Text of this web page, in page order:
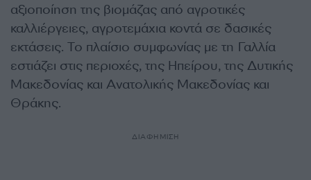
αξιοποίηση της βιομάζας από αγροτικές
καλλιέργειες, αγροτεμάχια κοντά σε δασικές
εκτάσεις. Το πλαίσιο συμφωνίας με τη Γαλλία
εστιάζει στις περιοχές, της Ηπείρου, της Δυτικής
Μακεδονίας και Ανατολικής Μακεδονίας και
Θράκης.
ΔΙΑΦΗΜΙΣΗ